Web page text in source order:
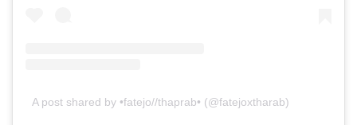
A post shared by •fatejo//thaprab• (@fatejoxtharab)